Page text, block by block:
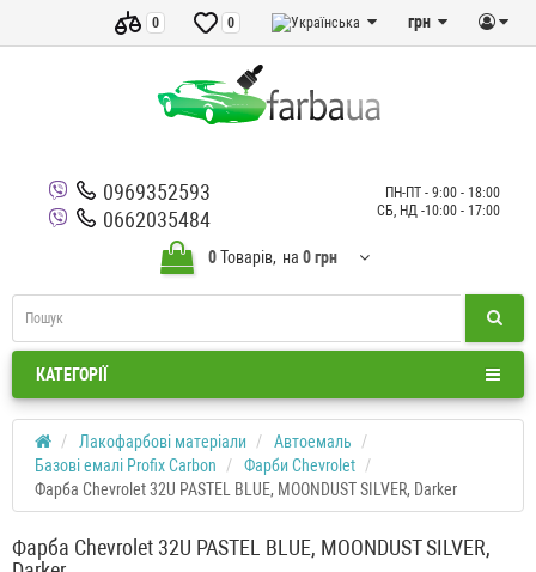
грн
0
0
0969352593
0662035484
ПН-ПТ - 9:00 - 18:00
СБ, НД -10:00 - 17:00
0Товарів, на 0 грн
КАТЕГОРІЇ
Лакофарбові матеріали
Автоемаль
Базові емалі Profix Carbon
Фарби Chevrolet
Фарба Chevrolet 32U PASTEL BLUE, MOONDUST SILVER, Darker
Фарба Chevrolet 32U PASTEL BLUE, MOONDUST SILVER,